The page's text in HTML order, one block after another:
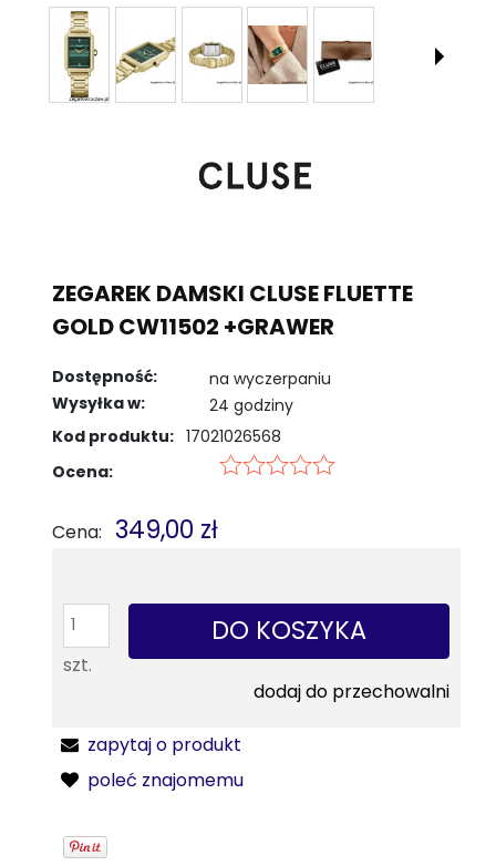
ZEGAREK DAMSKI CLUSE FLUETTE
GOLD CW11502 +GRAWER
Dostępność:
na wyczerpaniu
Wysyłka w:
24 godziny
Kod produktu: 17021026568
Ocena:
Cena: 349,00 zł
szt.
DO KOSZYKA
dodaj do przechowalni
zapytaj o produkt
poleć znajomemu